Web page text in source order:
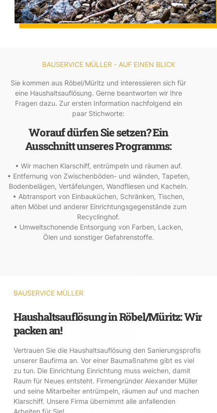
BAUSERVICE MÜLLER - AUF EINEN BLICK
Sie kommen aus Röbel/Müritz und interessieren sich für
eine Haushaltsauflösung. Gerne beantworten wir Ihre
Fragen dazu. Zur ersten Information nachfolgend ein
paar Stichworte:
Worauf dürfen Sie setzen? Ein
Ausschnitt unseres Programms:
• Wir machen Klarschiff, entrümpeln und räumen auf.
• Entfernung von Zwischenböden- und wänden, Tapeten,
Bodenbelägen, Vertäfelungen, Wandfliesen und Kacheln.
• Abtransport von Einbauküchen, Schränken, Tischen,
alten Möbel und anderer Einrichtungsgegenstände zum
Recyclinghof.
• Umweltschonende Entsorgung von Farben, Lacken,
Ölen und sonstiger Gefahrenstoffe.
BAUSERVICE MÜLLER
Haushaltsauflösung in Röbel/Müritz: Wir
packen an!
Vertrauen Sie die Haushaltsauflösung den Sanierungsprofis
unserer Baufirma an. Vor einer Baumaßnahme gibt es viel
zu tun. Die Einrichtung Einrichtung muss weichen, damit
Raum für Neues entsteht. Firmengründer Alexander Müller
und seine Mitarbeiter entrümpeln, räumen auf und machen
Klarschiff. Unsere Firma übernimmt alle anfallenden
Arbeiten für Sie!